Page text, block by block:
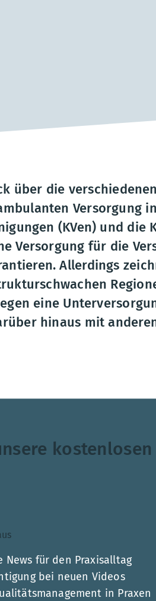
über die verschiedenen
Versorgung
(KVen) und die
Versorgung für die
Allerdings
eine
hinaus mit
für den Praxisalltag
bei neuen Videos
in Praxen